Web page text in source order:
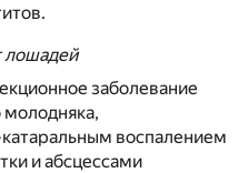
лошадей
заболевание
воспалением
и абсцессами